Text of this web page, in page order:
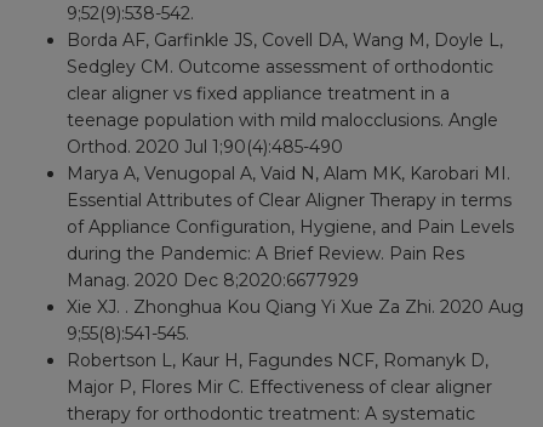
9;52(9):538-542.
Borda AF, Garfinkle JS, Covell DA, Wang M, Doyle L,
Sedgley CM. Outcome assessment of orthodontic
clear aligner vs fixed appliance treatment in a
teenage population with mild malocclusions. Angle
Orthod. 2020 Jul 1;90(4):485-490
Marya A, Venugopal A, Vaid N, Alam MK, Karobari MI.
Essential Attributes of Clear Aligner Therapy in terms
of Appliance Configuration, Hygiene, and Pain Levels
during the Pandemic: A Brief Review. Pain Res
Manag. 2020 Dec 8;2020:6677929
Xie XJ. . Zhonghua Kou Qiang Yi Xue Za Zhi. 2020 Aug
9;55(8):541-545.
Robertson L, Kaur H, Fagundes NCF, Romanyk D,
Major P, Flores Mir C. Effectiveness of clear aligner
therapy for orthodontic treatment: A systematic